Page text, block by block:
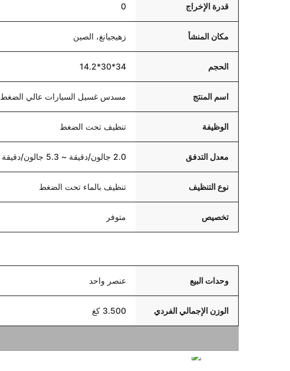
قدرة الإخراج 0
مكان المنشأ زهيجيانغ، الصين
الحجم 34*30*14.2
اسم المنتج مسدس غسيل السيارات عالي الضغط
الوظيفة تنظيف تحت الضغط
معدل التدفق 2.0 جالون/دقيقة ~ 5.3 جالون/دقيقة
نوع التنظيف تنظيف بالماء تحت الضغط
تخصيص متوفر
وحدات البيع عنصر واحد
الوزن الإجمالي الفردي 3.500 كغ